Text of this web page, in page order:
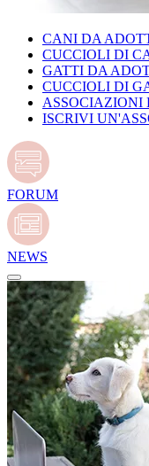
CANI DA
CUCCIOLI DI
GATTI DA
CUCCIOLI DI
ASSOCIAZIONI
ISCRIVI
FORUM
NEWS